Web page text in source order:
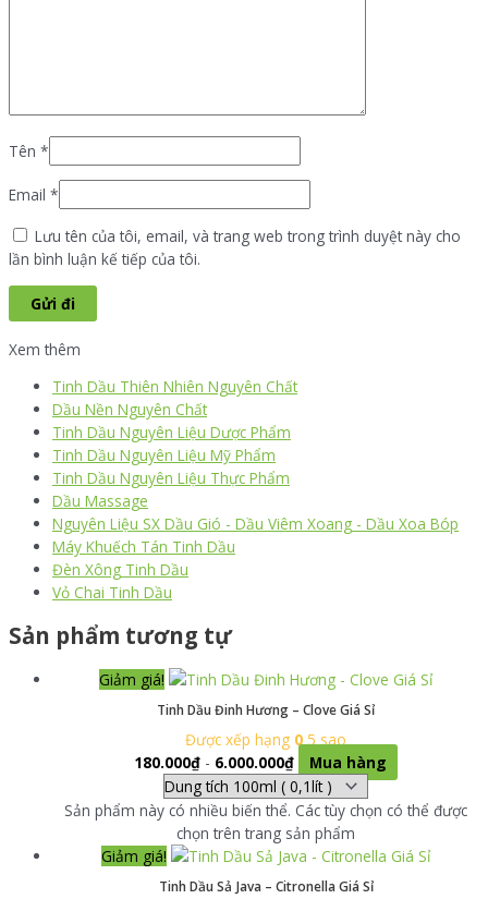
Tên *
Email *
Lưu tên của tôi, email, và trang web trong trình duyệt này cho
lần bình luận kế tiếp của tôi.
Xem thêm
Tinh Dầu Thiên Nhiên Nguyên Chất
Dầu Nền Nguyên Chất
Tinh Dầu Nguyên Liệu Dược Phẩm
Tinh Dầu Nguyên Liệu Mỹ Phẩm
Tinh Dầu Nguyên Liệu Thực Phẩm
Dầu Massage
Nguyên Liệu SX Dầu Gió - Dầu Viêm Xoang - Dầu Xoa Bóp
Máy Khuếch Tán Tinh Dầu
Đèn Xông Tinh Dầu
Vỏ Chai Tinh Dầu
Sản phẩm tương tự
Giảm giá!
Tinh Dầu Đinh Hương – Clove Giá Sỉ
Được xếp hạng 05 sao
180.000₫- 6.000.000₫ Mua hàng
Sản phẩm này có nhiều biến thể. Các tùy chọn có thể được
chọn trên trang sản phẩm
Giảm giá!
Tinh Dầu Sả Java – Citronella Giá Sỉ